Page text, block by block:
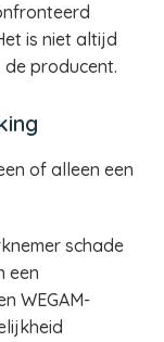
is niet altijd
producent.
of alleen een
schade
een
WEGAM-